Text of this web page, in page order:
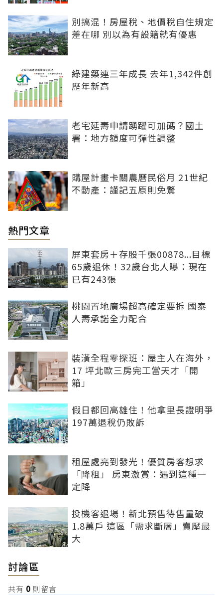
別搞混！房屋稅、地價稅自住規定
差在哪 別以為有設籍就有優惠
綠建築連三年成長 去年1,342件創
歷年新高
老宅延壽申請踴躍可加碼？國土
署：地方額度可彈性調整
購屋計畫卡關農曆民俗月 21世紀
不動產：謹記五原則免驚
熱門文章
屏東套房＋存股千張00878...目標
65歲退休！32歲台北人曝：現在
已有243張
桃園置地廣場超高確定要拆 國泰
人壽承諾全力配合
裝潢全程零探班：屋主人在海外，
17 坪北歐三房完工當天才「開
箱」
假日都回高雄住！他拿里長證明爭
197萬退稅仍敗訴
租屋處亮到發光！優質房客想求
「降租」 房東激賞：遇到這種一
定降
投機客退場！新北預售待售量破
1.8萬戶 這區「需求斷層」賣壓最
大
討論區
共有 0 則留言